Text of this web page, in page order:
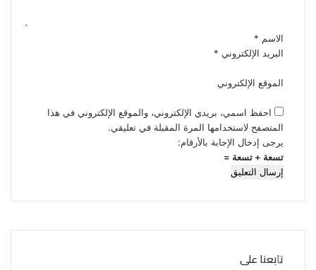
الاسم *
البريد الإلكتروني *
الموقع الإلكتروني
احفظ اسمي، بريدي الإلكتروني، والموقع الإلكتروني في هذا
المتصفح لاستخدامها المرة المقبلة في تعليقي.
يرجى إدخال الإجابة بالأرقام:
تسعة + تسعة =
تابعنا على